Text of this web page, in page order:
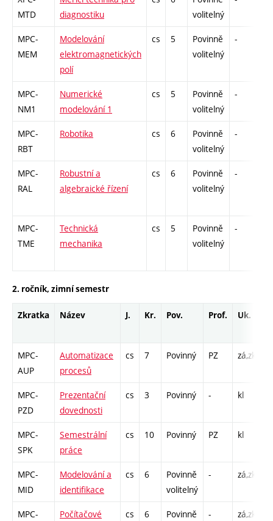
MTD
diagnostiku
volitelný
MPC-
MEM
Modelování
elektromagnetických
polí
cs 5
Povinně
volitelný
-
MPC-
NM1
Numerické
modelování 1
cs 5
Povinně
volitelný
-
MPC-
RBT
Robotika cs 6
Povinně
volitelný
-
MPC-
RAL
Robustní a
algebraické řízení
cs 6
Povinně
volitelný
-
MPC-
TME
Technická
mechanika
cs 5
Povinně
volitelný
-
2. ročník, zimní semestr
Zkratka Název J. Kr. Pov. Prof. Uk.
MPC-
AUP
Automatizace
procesů
cs 7 Povinný PZ zá,zk
MPC-
PZD
Prezentační
dovednosti
cs 3 Povinný - kl
MPC-
SPK
Semestrální
práce
cs 10 Povinný PZ kl
MPC-
MID
Modelování a
identifikace
cs 6
Povinně
volitelný
- zá,zk
MPC-
Počítačové
cs 6
Povinně
- zá,zk